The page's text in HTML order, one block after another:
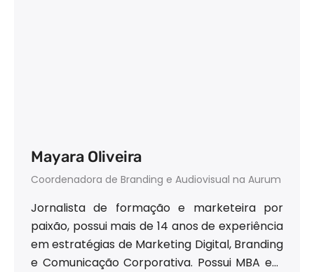
Mayara Oliveira
Coordenadora de Branding e Audiovisual na Aurum
Jornalista de formação e marketeira por
paixão, possui mais de 14 anos de experiência
em estratégias de Marketing Digital, Branding
e Comunicação Corporativa. Possui MBA em